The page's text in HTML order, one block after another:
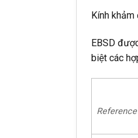
Kính khảm
EBSD
biệt các
Reference